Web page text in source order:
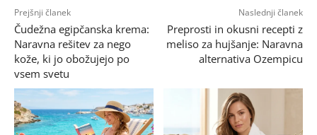
Prejšnji članek
Čudežna egipčanska krema:
Naravna rešitev za nego
kože, ki jo obožujejo po
vsem svetu
Naslednji članek
Preprosti in okusni recepti z
meliso za hujšanje: Naravna
alternativa Ozempicu